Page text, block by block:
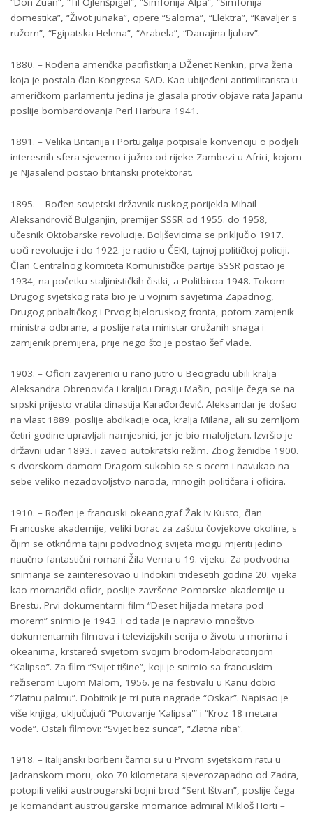
domestika”, “Život junaka”, opere “Saloma”, “Elektra”, “Kavaljer s
ružom”, “Egipatska Helena”, “Arabela”, “Danajina ljubav”.
1880. – Rođena američka pacifistkinja DŽenet Renkin, prva žena
koja je postala član Kongresa SAD. Kao ubijeđeni antimilitarista u
američkom parlamentu jedina je glasala protiv objave rata Japanu
poslije bombardovanja Perl Harbura 1941.
1891. – Velika Britanija i Portugalija potpisale konvenciju o podjeli
interesnih sfera sjeverno i južno od rijeke Zambezi u Africi, kojom
je NJasalend postao britanski protektorat.
1895. – Rođen sovjetski državnik ruskog porijekla Mihail
Aleksandrovič Bulganjin, premijer SSSR od 1955. do 1958,
učesnik Oktobarske revolucije. Boljševicima se priključio 1917.
uoči revolucije i do 1922. je radio u ČEKI, tajnoj političkoj policiji.
Član Centralnog komiteta Komunističke partije SSSR postao je
1934, na početku staljinističkih čistki, a Politbiroa 1948. Tokom
Drugog svjetskog rata bio je u vojnim savjetima Zapadnog,
Drugog pribaltičkog i Prvog bjeloruskog fronta, potom zamjenik
ministra odbrane, a poslije rata ministar oružanih snaga i
zamjenik premijera, prije nego što je postao šef vlade.
1903. – Oficiri zavjerenici u rano jutro u Beogradu ubili kralja
Aleksandra Obrenovića i kraljicu Dragu Mašin, poslije čega se na
srpski prijesto vratila dinastija Karađorđević. Aleksandar je došao
na vlast 1889. poslije abdikacije oca, kralja Milana, ali su zemljom
četiri godine upravljali namjesnici, jer je bio maloljetan. Izvršio je
državni udar 1893. i zaveo autokratski režim. Zbog ženidbe 1900.
s dvorskom damom Dragom sukobio se s ocem i navukao na
sebe veliko nezadovoljstvo naroda, mnogih političara i oficira.
1910. – Rođen je francuski okeanograf Žak Iv Kusto, član
Francuske akademije, veliki borac za zaštitu čovjekove okoline, s
čijim se otkrićima tajni podvodnog svijeta mogu mjeriti jedino
naučno-fantastični romani Žila Verna u 19. vijeku. Za podvodna
snimanja se zainteresovao u Indokini tridesetih godina 20. vijeka
kao mornarički oficir, poslije završene Pomorske akademije u
Brestu. Prvi dokumentarni film “Deset hiljada metara pod
morem” snimio je 1943. i od tada je napravio mnoštvo
dokumentarnih filmova i televizijskih serija o životu u morima i
okeanima, krstareći svijetom svojim brodom-laboratorijom
“Kalipso”. Za film “Svijet tišine”, koji je snimio sa francuskim
režiserom Lujom Malom, 1956. je na festivalu u Kanu dobio
“Zlatnu palmu”. Dobitnik je tri puta nagrade “Oskar”. Napisao je
više knjiga, uključujući “Putovanje ‘Kalipsa'” i “Kroz 18 metara
vode”. Ostali filmovi: “Svijet bez sunca”, “Zlatna riba”.
1918. – Italijanski borbeni čamci su u Prvom svjetskom ratu u
Jadranskom moru, oko 70 kilometara sjeverozapadno od Zadra,
potopili veliki austrougarski bojni brod “Sent Ištvan”, poslije čega
je komandant austrougarske mornarice admiral Mikloš Horti –